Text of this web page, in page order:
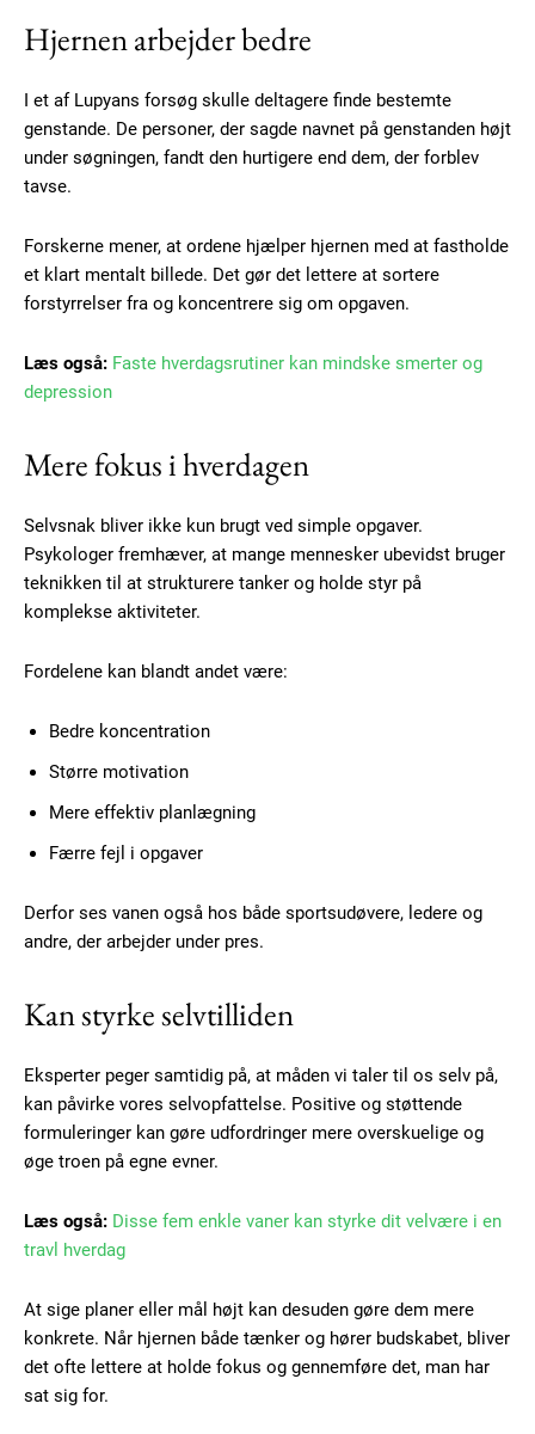
Subscription Plans
Free limited access
Gratis / forever
Praesent euismod ac
Ut mollis pellentesque tortor
Donec quis est ac felis
Orci varius natoque dolor
Hjernen arbejder bedre
I et af Lupyans forsøg skulle deltagere finde bestemte
genstande. De personer, der sagde navnet på genstanden højt
under søgningen, fandt den hurtigere end dem, der forblev
tavse.
Forskerne mener, at ordene hjælper hjernen med at fastholde
et klart mentalt billede. Det gør det lettere at sortere
forstyrrelser fra og koncentrere sig om opgaven.
Læs også: Faste hverdagsrutiner kan mindske smerter og
depression
Mere fokus i hverdagen
Selvsnak bliver ikke kun brugt ved simple opgaver.
Psykologer fremhæver, at mange mennesker ubevidst bruger
teknikken til at strukturere tanker og holde styr på
komplekse aktiviteter.
Fordelene kan blandt andet være:
Bedre koncentration
Større motivation
Mere effektiv planlægning
Færre fejl i opgaver
Derfor ses vanen også hos både sportsudøvere, ledere og
andre, der arbejder under pres.
Kan styrke selvtilliden
Eksperter peger samtidig på, at måden vi taler til os selv på,
kan påvirke vores selvopfattelse. Positive og støttende
formuleringer kan gøre udfordringer mere overskuelige og
øge troen på egne evner.
Læs også: Disse fem enkle vaner kan styrke dit velvære i en
travl hverdag
At sige planer eller mål højt kan desuden gøre dem mere
konkrete. Når hjernen både tænker og hører budskabet, bliver
det ofte lettere at holde fokus og gennemføre det, man har
sat sig for.